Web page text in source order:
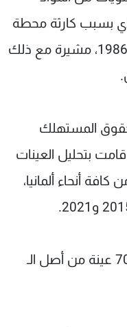
بسبب كارثة محطة
تشيرنوبل النووية السوفيتية عام 1986، مشيرة مع ذلك
حقوق المستهلك
قامت بتحليل العينات
أنحاء ألمانيا،
وتم العثور على مواد مشعة في 70 عينة من أصل الـ